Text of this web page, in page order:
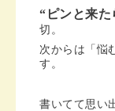
“ピンと来た
切。
次からは「悩
す。
書いてて思い